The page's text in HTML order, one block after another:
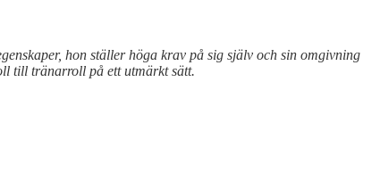
hon ställer höga krav på sig själv och sin omgivning
till tränarroll på ett utmärkt sätt.